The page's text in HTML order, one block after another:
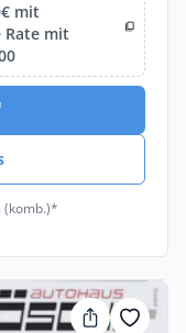
mit
Rate mit
(komb.)*